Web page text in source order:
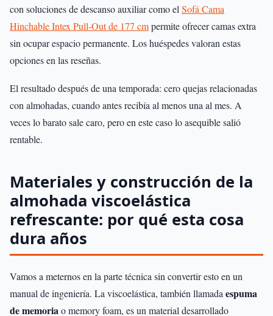
con soluciones de descanso auxiliar como el Sofá Cama
Hinchable Intex Pull-Out de 177 cmpermite ofrecer camas extra
sin ocupar espacio permanente. Los huéspedes valoran estas
opciones en las reseñas.
El resultado después de una temporada: cero quejas relacionadas
con almohadas, cuando antes recibía al menos una al mes. A
veces lo barato sale caro, pero en este caso lo asequible salió
rentable.
Materiales y construcción de la
almohada viscoelástica
refrescante: por qué esta cosa
dura años
Vamos a meternos en la parte técnica sin convertir esto en un
manual de ingeniería. La viscoelástica, también llamada espuma
de memoriao memory foam, es un material desarrollado